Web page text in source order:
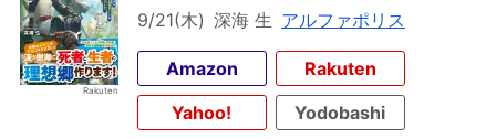
9/21(木) 深海 生 アルファポリス
Amazon
Rakuten
Yahoo!
Yodobashi